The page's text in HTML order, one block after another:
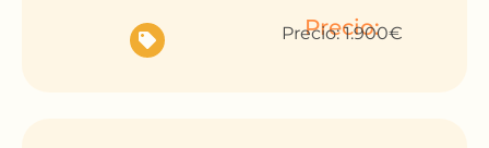
Precio:
Precio: 1.900€